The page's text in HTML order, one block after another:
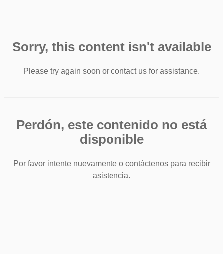
Sorry, this content isn't available
Please try again soon or contact us for assistance.
Perdón, este contenido no está
disponible
Por favor intente nuevamente o contáctenos para recibir
asistencia.